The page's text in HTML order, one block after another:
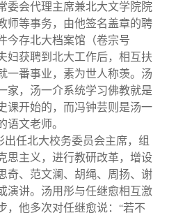
委会代理主席兼北大文学院院
师等事务，由他签名盖章的聘
今存北大档案馆（卷宗号
妇获聘到北大工作后，相互扶
一番事业，素为世人称羡。汤
家，汤一介系统学习佛教就是
课开始的，而冯钟芸则是汤一
语文老师。
任北大校务委员会主席，组
思主义，进行教研改革，增设
奇、范文澜、胡绳、周扬、谢
演讲。汤用彤与任继愈相互激
，他多次对任继愈说： “若不